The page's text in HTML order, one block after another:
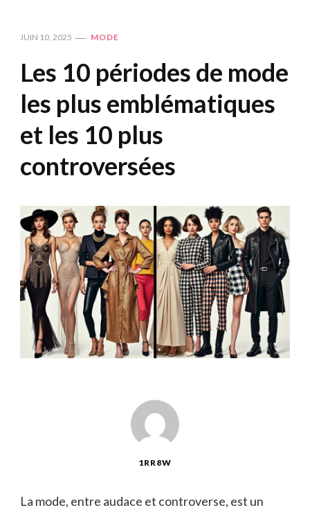
JUIN 10, 2025 MODE
Les 10 périodes de mode
les plus emblématiques
et les 10 plus
controversées
1RR8W
La mode, entre audace et controverse, est un